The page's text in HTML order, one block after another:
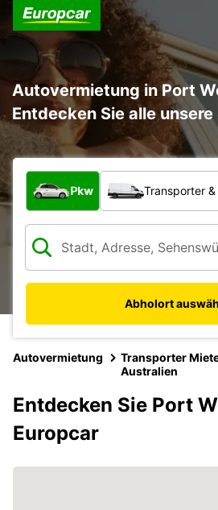
Autovermietung in Port
Entdecken Sie alle
Welche Art von Fahrzeug?
Pkw Transporter &
Abholort
Autovermietung
Transporter
Australien
Entdecken Sie Port
Europcar